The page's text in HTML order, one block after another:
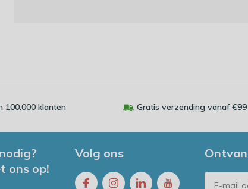
100.000 klanten Gratis verzending vanaf €99
ons op!
Volg ons